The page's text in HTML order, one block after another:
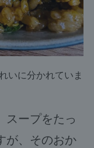
いに分かれていま
スープをたっ
が、そのおか